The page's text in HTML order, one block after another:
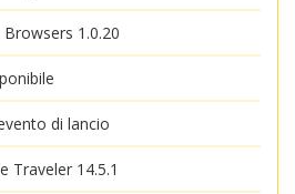
1.0.20
di lancio
Traveler 14.5.1